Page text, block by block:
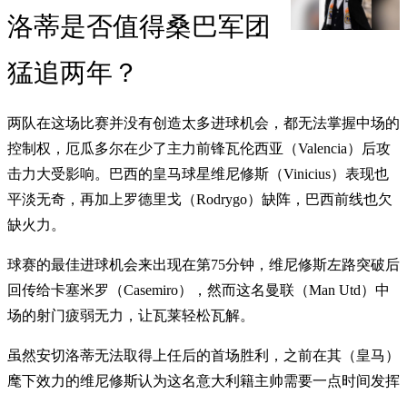
洛蒂是否值得桑巴军团
猛追两年？
两队在这场比赛并没有创造太多进球机会，都无法掌握中场的
控制权，厄瓜多尔在少了主力前锋瓦伦西亚（Valencia）后攻
击力大受影响。巴西的皇马球星维尼修斯（Vinicius）表现也
平淡无奇，再加上罗德里戈（Rodrygo）缺阵，巴西前线也欠
缺火力。
球赛的最佳进球机会来出现在第75分钟，维尼修斯左路突破后
回传给卡塞米罗（Casemiro），然而这名曼联（Man Utd）中
场的射门疲弱无力，让瓦莱轻松瓦解。
虽然安切洛蒂无法取得上任后的首场胜利，之前在其（皇马）
麾下效力的维尼修斯认为这名意大利籍主帅需要一点时间发挥